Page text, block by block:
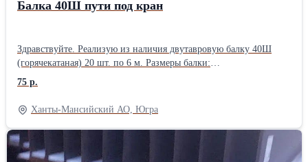
Балка 40Ш пути под кран
Здравствуйте. Реализую из наличия двутавровую балку 40Ш
(горячекатаная) 20 шт. по 6 м. Размеры балки:
390/300/15/11.5мм. Боковые стыковочные пластины 400/240\15
мм. Не монтировались. Покрыты красной грунтовкой ГФ-021.
Цена 75000р\тн. с погрузкой на вашу машину. Организую
доставку попутным автомобильным транспортом по РФ.
75 р.
Ханты-Мансийский АО, Югра